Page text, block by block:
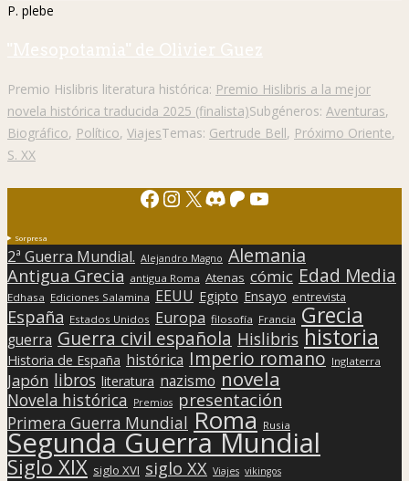
P. plebe
"Mesopotamia" de Olivier Guez
Premio Hislibris literatura histórica: Premio Hislibris a la mejor
novela histórica traducida 2025 (finalista)Subgéneros: Aventuras,
Biográfico, Político, ViajesTemas: Gertrude Bell, Próximo Oriente,
S. XX
Facebook
Instagram
X Discord
Patreon
YouTube
Sorpresa
2ª Guerra Mundial. Alejandro Magno Alemania
Antigua Grecia antigua Roma Atenas cómic Edad Media
Edhasa Ediciones Salamina EEUU Egipto Ensayo entrevista
España Estados Unidos Europa filosofía Francia Grecia
guerra Guerra civil española Hislibris historia
Historia de España histórica Imperio romano Inglaterra
Japón libros literatura nazismo novela
Novela histórica Premios presentación
Primera Guerra Mundial Roma Rusia
Segunda Guerra Mundial
Siglo XIX siglo XVI siglo XX Viajes vikingos